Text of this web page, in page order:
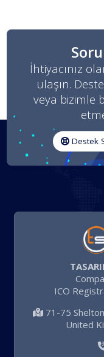
İhtiyacınız
ulaşın.
veya bizimle
Destek
ICO
71-75
United